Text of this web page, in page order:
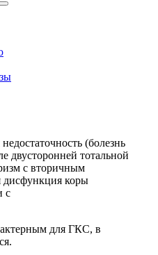
(болезнь
двусторонней тотальной
с вторичным
дисфункция коры
с
для ГКС, в